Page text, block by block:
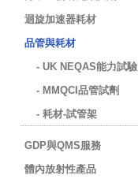
迴旋加速器耗材
品管與耗材
- UK NEQAS能力試驗
- MMQCI品管試劑
- 耗材-試管架
GDP與QMS服務
體內放射性產品